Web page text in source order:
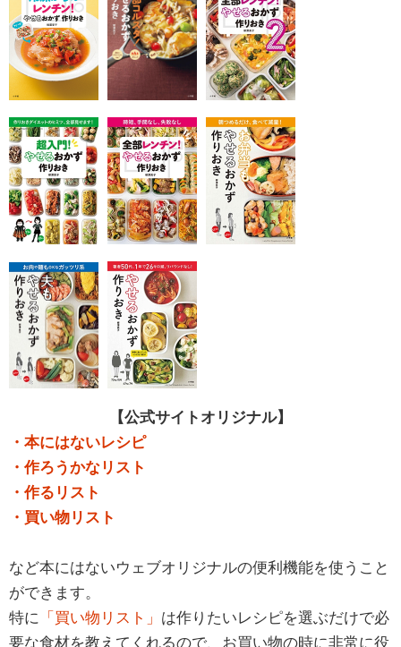
【公式サイトオリジナル】
・本にはないレシピ
・作ろうかなリスト
・作るリスト
・買い物リスト
など本にはないウェブオリジナルの便利機能を使うこと
ができます。
特に 「買い物リスト」 は作りたいレシピを選ぶだけで必
要な食材を教えてくれるので、お買い物の時に非常に役